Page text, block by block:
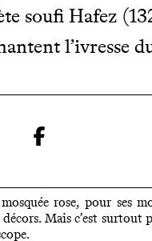
soufi Hafez
l’ivresse
rose, pour ses
Mais c’est